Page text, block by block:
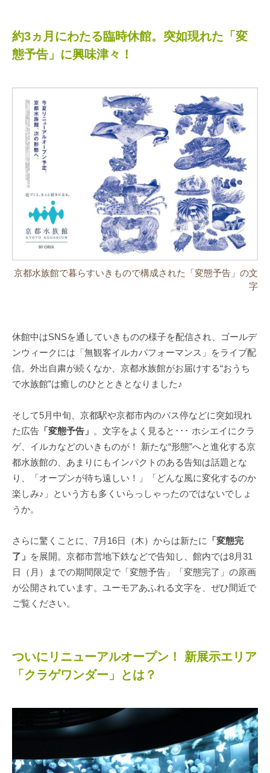
約3ヵ月にわたる臨時休館。突如現れた「変
態予告」に興味津々！
京都水族館で暮らすいきもので構成された「変態予告」の文
字
休館中はSNSを通していきものの様子を配信され、ゴールデ
ンウィークには「無観客イルカパフォーマンス」をライブ配
信。外出自粛が続くなか、京都水族館がお届けする“おうち
で水族館”は癒しのひとときとなりました♪
そして5月中旬、京都駅や京都市内のバス停などに突如現れ
た広告 「変態予告」 。文字をよく見ると･･･ ホシエイにクラ
ゲ、イルカなどのいきものが！ 新たな“形態”へと進化する京
都水族館の、あまりにもインパクトのある告知は話題とな
り、「オープンが待ち遠しい！」「どんな風に変化するのか
楽しみ♪」という方も多くいらっしゃったのではないでしょ
うか。
さらに驚くことに、7月16日（木）からは新たに
「変態完
了」 を展開。京都市営地下鉄などで告知し、館内では8月31
日（月）までの期間限定で「変態予告」「変態完了」の原画
が公開されています。ユーモアあふれる文字を、ぜひ間近で
ご覧ください。
ついにリニューアルオープン！ 新展示エリア
「クラゲワンダー」とは？